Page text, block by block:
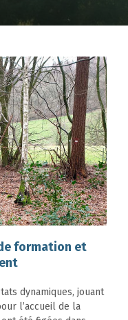
formation et
dynamiques, jouant
l’accueil de la